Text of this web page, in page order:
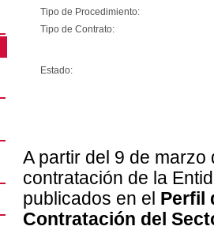
Tipo de Procedimiento:
Tipo de Contrato:
Estado:
A partir del 9 de
contratación de la
publicados en el Perfil
Contratación del